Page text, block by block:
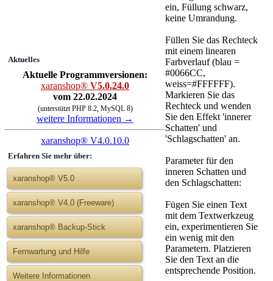
Aktuelles
Aktuelle Programmversionen:
xaranshop® V5.0.24.0
vom 22.02.2024
(unterstützt PHP 8.2, MySQL 8)
weitere Informationen →
xaranshop® V4.0.10.0
Erfahren Sie mehr über:
xaranshop® V5.0
xaranshop® V4.0 (Freeware)
xaranshop® Backup-Stick
Fernwartung und Hilfe
Weitere Informationen
ein, Füllung schwarz,
keine Umrandung.
Füllen Sie das Rechteck
mit einem linearen
Farbverlauf (blau =
#0066CC,
weiss=#FFFFFF).
Markieren Sie das
Rechteck und wenden
Sie den Effekt 'innerer
Schatten' und
'Schlagschatten' an.
Parameter für den
inneren Schatten und
den Schlagschatten:
Fügen Sie einen Text
mit dem Textwerkzeug
ein, experimentieren Sie
ein wenig mit den
Parametern. Platzieren
Sie den Text an die
entsprechende Position.